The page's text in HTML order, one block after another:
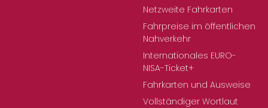
Netzweite Fahrkarten
Fahrpreise im öffentlichen
Nahverkehr
Internationales EURO-
NISA-Ticket+
Fahrkarten und Ausweise
Vollständiger Wortlaut